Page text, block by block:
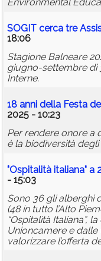
Environmental
SOGIT cerca tre
18:06
Stagione Balneare
giugno-settembre di
Interne.
18 anni della Festa
2025 - 10:23
Per rendere onore a
è la biodiversità
"Ospitalità italiana" a
- 15:03
Sono 36 gli alberghi
(48 in tutto l’Alto
“Ospitalità Italiana”,
Unioncamere e
valorizzare l’offerta